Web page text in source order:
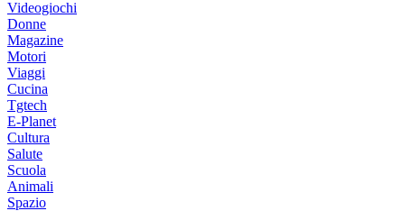
Videogiochi
Donne
Magazine
Motori
Viaggi
Cucina
Tgtech
E-Planet
Cultura
Salute
Scuola
Animali
Spazio